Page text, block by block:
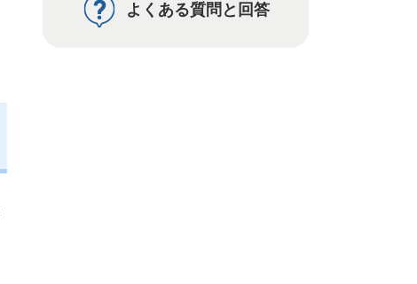
よくある質問と回答